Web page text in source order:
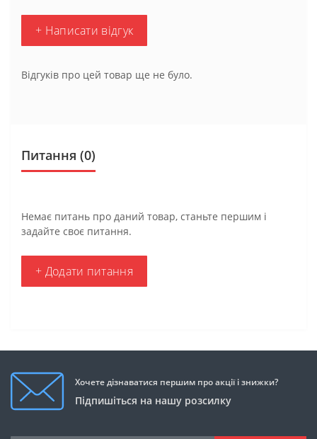
+ Написати відгук
Відгуків про цей товар ще не було.
Питання (0)
Немає питань про даний товар, станьте першим і
задайте своє питання.
+ Додати питання
Хочете дізнаватися першим про акції і знижки?
Підпишіться на нашу розсилку